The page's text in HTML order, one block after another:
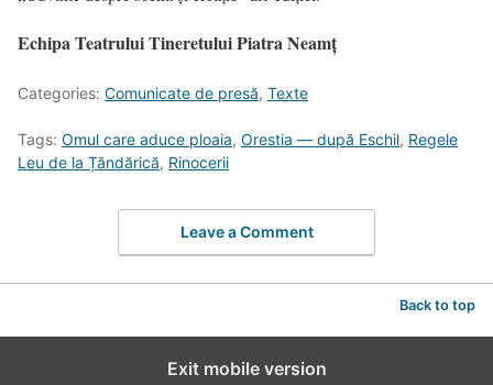
Echipa Teatrului Tineretului Piatra Neamț
Categories: Comunicate de presă, Texte
Tags: Omul care aduce ploaia, Orestia — după Eschil, Regele
Leu de la Țăndărică, Rinocerii
Leave a Comment
Back to top
Exit mobile version